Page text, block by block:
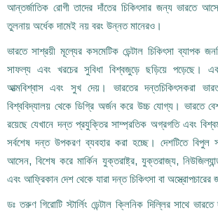
আন্তর্জাতিক রোগী তাদের দাঁতের চিকিৎসার জন্য ভারতে
তুলনায় অর্ধেক দামেই নয় বরং উন্নত মানেরও।
ভারতে সাশ্রয়ী মূল্যের কসমেটিক ডেন্টাল চিকিৎসা ব্যাপক
সাফল্য এবং খরচের সুবিধা বিশ্বজুড়ে ছড়িয়ে পড়েছে।
আত্মবিশ্বাস এবং সুখ দেয়। ভারতের দন্তচিকিৎসকরা ভারত
বিশ্ববিদ্যালয় থেকে ডিগ্রি অর্জন করে উচ্চ যোগ্য। ভারতে
রয়েছে যেখানে দন্ত প্রযুক্তির সাম্প্রতিক অগ্রগতি এবং
সর্বশেষ দন্ত উপকরণ ব্যবহার করা হচ্ছে। দেশটিতে বিপুল
আসেন, বিশেষ করে মার্কিন যুক্তরাষ্ট্র, যুক্তরাজ্য,
এবং আফ্রিকান দেশ থেকে যারা দন্ত চিকিৎসা বা
ডঃ তরুণ গিরোটি স্টার্লিং ডেন্টাল ক্লিনিক দিল্লির সাথে